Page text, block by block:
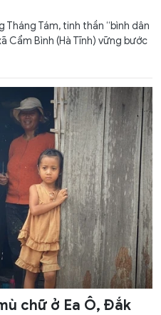
Tám, tinh thần “bình dân
Cẩm Bình (Hà Tĩnh) vững bước
chữ ở Ea Ô, Đắk